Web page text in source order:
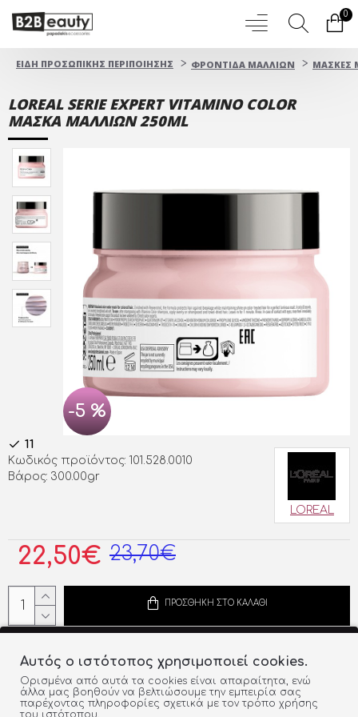
0
ΕΙΔΗ ΠΡΟΣΩΠΙΚΗΣ ΠΕΡΙΠΟΙΗΣΗΣ ΦΡΟΝΤΙΔΑ ΜΑΛΛΙΩΝ ΜΑΣΚΕΣ
LOREAL SERIE EXPERT VITAMINO COLOR
ΜΑΣΚΑ ΜΑΛΛΙΩΝ 250ML
-5 %
22,50€ 23,70€
11
Κωδικός προϊόντος: 101.528.0010
Βάρος: 300.00gr
LOREAL
ΠΡΟΣΘΗΚΗ ΣΤΟ ΚΑΛΑΘΙ
ΠΡΟΣΘΉΚΗ ΣΤΗ ΛΊΣΤΑ
ΠΕΡΙΓΡΑΦΉ ΠΡΟΪΌΝΤΟΣ
Αυτός ο ιστότοπος χρησιμοποιεί cookies.
Ορισμένα από αυτά τα cookies είναι απαραίτητα, ενώ
άλλα μας βοηθούν να βελτιώσουμε την εμπειρία σας
παρέχοντας πληροφορίες σχετικά με τον τρόπο χρήσης
του ιστότοπου.